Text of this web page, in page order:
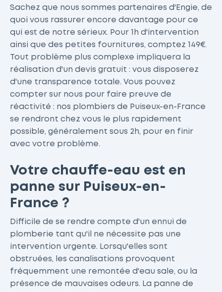
Sachez que nous sommes partenaires d'Engie, de
quoi vous rassurer encore davantage pour ce
qui est de notre sérieux. Pour 1h d'intervention
ainsi que des petites fournitures, comptez 149€.
Tout problème plus complexe impliquera la
réalisation d'un devis gratuit : vous disposerez
d'une transparence totale. Vous pouvez
compter sur nous pour faire preuve de
réactivité : nos plombiers de Puiseux-en-France
se rendront chez vous le plus rapidement
possible, généralement sous 2h, pour en finir
avec votre problème.
Votre chauffe-eau est en
panne sur Puiseux-en-
France ?
Difficile de se rendre compte d'un ennui de
plomberie tant qu'il ne nécessite pas une
intervention urgente. Lorsqu'elles sont
obstruées, les canalisations provoquent
fréquemment une remontée d'eau sale, ou la
présence de mauvaises odeurs. La panne de